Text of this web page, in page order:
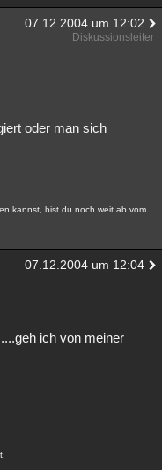
07.12.2004 um 12:02
Diskussionsleiter
oder man sich
kannst, bist du noch weit ab vom
07.12.2004 um 12:04
ich von meiner